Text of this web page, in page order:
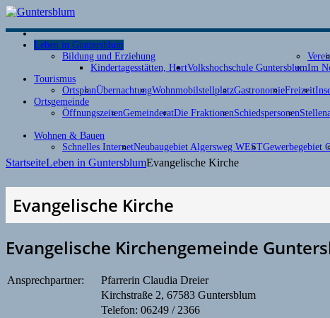
Leben in Guntersblum
Bildung und Erziehung
Kindertagesstätten, HortVolkshochschule GuntersblumIm
Tourismus
OrtsplanÜbernachtungWohnmobilstellplatzGastronomieFreizeit
Ortsgemeinde
ÖffnungszeitenGemeinderatDie FraktionenSchiedspersonen
Wohnen & Bauen
Schnelles InternetNeubaugebiet Algersweg WESTGewerbegebiet
StartseiteLeben in GuntersblumEvangelische Kirche
Evangelische Kirche
Evangelische Kirchengemeinde
Ansprechpartner:
Pfarrerin Claudia Dreier
Kirchstraße 2, 67583 Guntersblum
Telefon: 06249 / 2366